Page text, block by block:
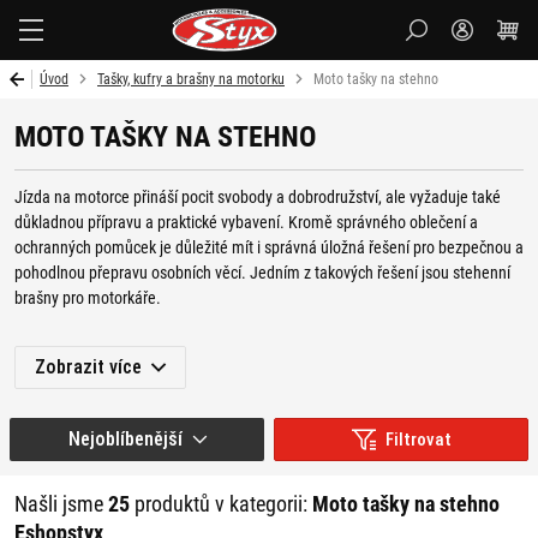
Úvod Tašky, kufry a brašny na motorku Moto tašky na stehno
MOTO TAŠKY NA STEHNO
Jízda na motorce přináší pocit svobody a dobrodružství, ale vyžaduje také
důkladnou přípravu a praktické vybavení. Kromě správného oblečení a
ochranných pomůcek je důležité mít i správná úložná řešení pro bezpečnou a
pohodlnou přepravu osobních věcí. Jedním z takových řešení jsou stehenní
brašny pro motorkáře.
navrženy pro motorkáře tak, aby poskytovaly snadný přístup k důležitým
připevňují na stehno a umožňují rychlý a snadný přístup k obsahu i za jízdy.
Jsou ideální pro uložení předmětů, jako jsou mobilní telefony, klíče,
Vybírat můžete také ze široké nabídky
Zobrazit více
Filtrovat
Našli jsme25 produktů v kategorii: Moto tašky na stehno
Eshopstyx
Nejoblíbenější